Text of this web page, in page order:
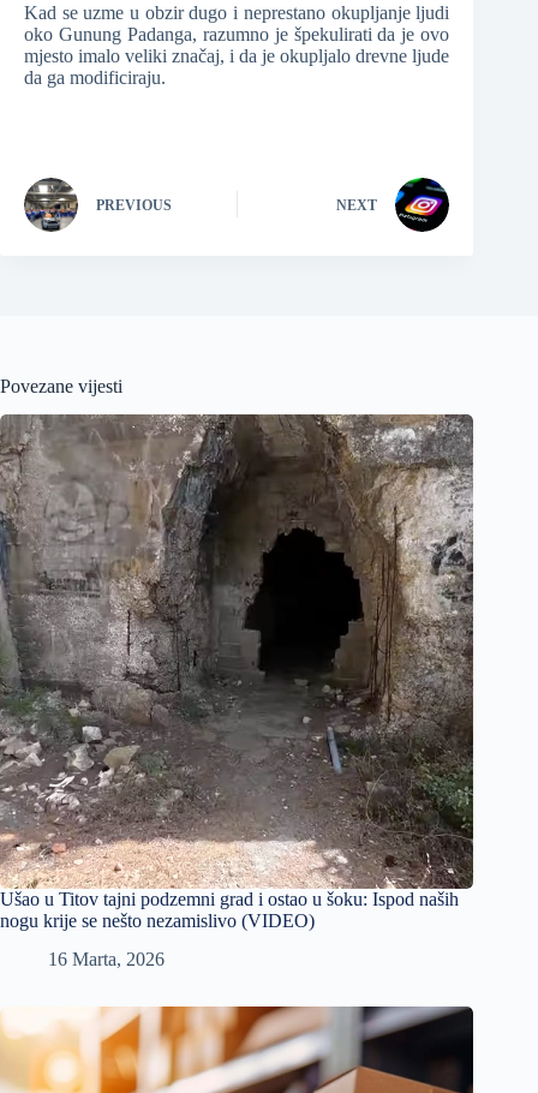
Kad se uzme u obzir dugo i neprestano okupljanje ljudi
oko Gunung Padanga, razumno je špekulirati da je ovo
mjesto imalo veliki značaj, i da je okupljalo drevne ljude
da ga modificiraju.
PREVIOUS NEXT
Povezane vijesti
Ušao u Titov tajni podzemni grad i ostao u šoku: Ispod naših
nogu krije se nešto nezamislivo (VIDEO)
16 Marta, 2026